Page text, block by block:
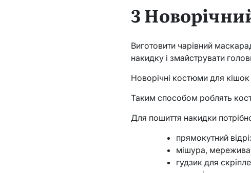
3
Виготовити чарівний
накидку і змайструвати
Новорічні костюми для кішок
Таким способом роблять
Для пошиття накидки
прямокутний
мішура,
гудзик для